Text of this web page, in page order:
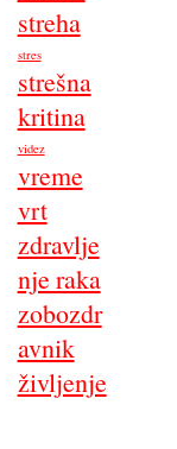
streha
stres
strešna
kritina
videz
vreme
vrt
zdravlje
nje raka
zobozdr
avnik
življenje